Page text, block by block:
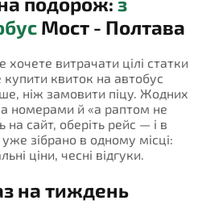
Мост - Полтава
витрачати цілі статки
купити квиток на автобус
ніж замовити піцу. Жодних
номерами й «а раптом не
на сайт, оберіть рейс — і в
зібрано в одному місці:
ціни, чесні відгуки.
на тиждень